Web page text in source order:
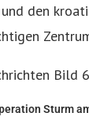
den
Sturm